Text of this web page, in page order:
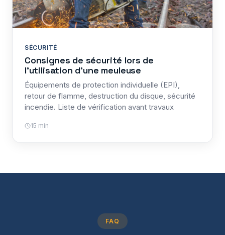
SÉCURITÉ
Consignes de sécurité lors de
l'utilisation d'une meuleuse
Équipements de protection individuelle (EPI),
retour de flamme, destruction du disque, sécurité
incendie. Liste de vérification avant travaux
15 min
FAQ